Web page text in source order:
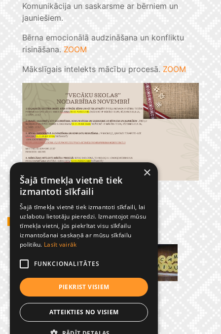
Komunikācija un saskarsme ar bērniem un
jauniešiem.
Bērna emocionālā audzināšana un konfliktu
risināšana. ZOOM
Mākslīgais intelekts mācību procesā. ZOOM
GADĪJUMBILDES
×
Šajā tīmekļa vietnē tiek
izmantoti sīkfaili
Šajā tīmekļa vietnē tiek izmantoti sīkfaili, lai
uzlabotu lietotāju pieredzi. Izmantojot mūsu
tīmekļa vietni, jūs piekrītat visu sīkfailu
izmantošanai saskaņā ar mūsu sīkfailu
politiku. Lasīt vairāk
FUNKCIONALITĀTES
PIEKRIST VISIEM
ATTEIKTIES NO VISIEM